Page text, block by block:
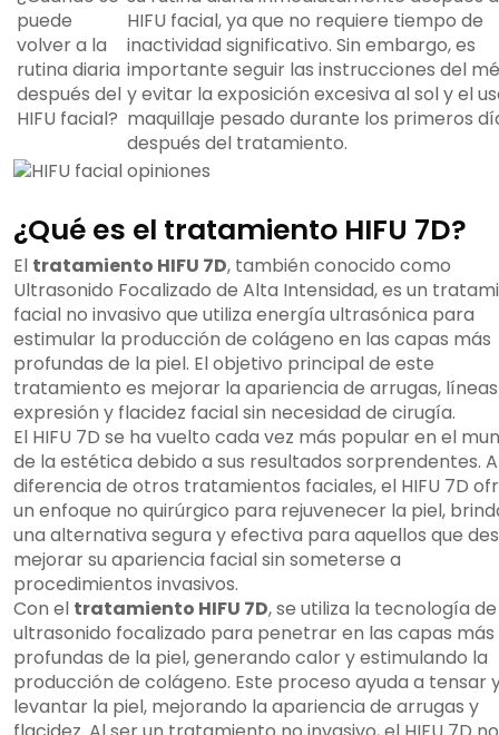
puede
volver a la
rutina diaria
después del
HIFU facial?
HIFU facial, ya que no requiere tiempo de
inactividad significativo. Sin embargo, es
importante seguir las instrucciones del
y evitar la exposición excesiva al sol y el
maquillaje pesado durante los primeros
después del tratamiento.
¿Qué es el tratamiento HIFU 7D?
El tratamiento HIFU 7D, también conocido como
Ultrasonido Focalizado de Alta Intensidad, es un
facial no invasivo que utiliza energía ultrasónica para
estimular la producción de colágeno en las capas más
profundas de la piel. El objetivo principal de este
tratamiento es mejorar la apariencia de arrugas,
expresión y flacidez facial sin necesidad de cirugía.
El HIFU 7D se ha vuelto cada vez más popular en el
de la estética debido a sus resultados sorprendentes. A
diferencia de otros tratamientos faciales, el HIFU 7D
un enfoque no quirúrgico para rejuvenecer la piel,
una alternativa segura y efectiva para aquellos que
mejorar su apariencia facial sin someterse a
procedimientos invasivos.
Con el tratamiento HIFU 7D, se utiliza la tecnología de
ultrasonido focalizado para penetrar en las capas más
profundas de la piel, generando calor y estimulando la
producción de colágeno. Este proceso ayuda a tensar
levantar la piel, mejorando la apariencia de arrugas y